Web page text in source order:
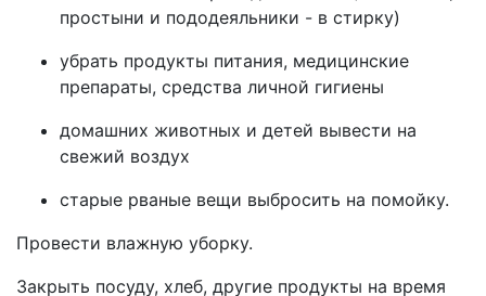
простыни и пододеяльники - в стирку)
убрать продукты питания, медицинские
препараты, средства личной гигиены
домашних животных и детей вывести на
свежий воздух
старые рваные вещи выбросить на помойку.
Провести влажную уборку.
Закрыть посуду, хлеб, другие продукты на время